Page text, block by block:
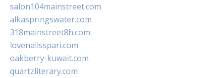
salon104mainstreet.com
alkaspringswater.com
318mainstreet8h.com
lovenailsspari.com
oakberry-kuwait.com
quartzliterary.com